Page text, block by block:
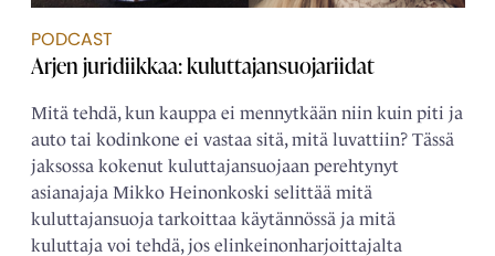
PODCAST
Arjen juridiikkaa: kuluttajansuojariidat
Mitä tehdä, kun kauppa ei mennytkään niin kuin piti ja
auto tai kodinkone ei vastaa sitä, mitä luvattiin? Tässä
jaksossa kokenut kuluttajansuojaan perehtynyt
asianajaja Mikko Heinonkoski selittää mitä
kuluttajansuoja tarkoittaa käytännössä ja mitä
kuluttaja voi tehdä, jos elinkeinonharjoittajalta